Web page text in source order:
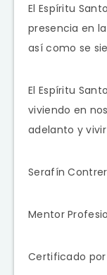
El Espíritu
presencia en
así como se
El Espíritu
viviendo en
adelanto y
Serafín
Mentor
Certificado por